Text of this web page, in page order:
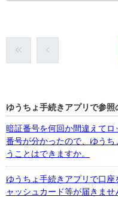
ゆうちょ手続きアプリで参照
暗証番号を何回か間違えて
番号が分かったので、ゆう
うことはできますか。
ゆうちょ手続きアプリで口
ャッシュカード等が届きませ